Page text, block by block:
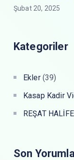
Şubat 20, 2025
Kategoriler
Ekler(39)
Kasap Kadir
REŞAT
Son